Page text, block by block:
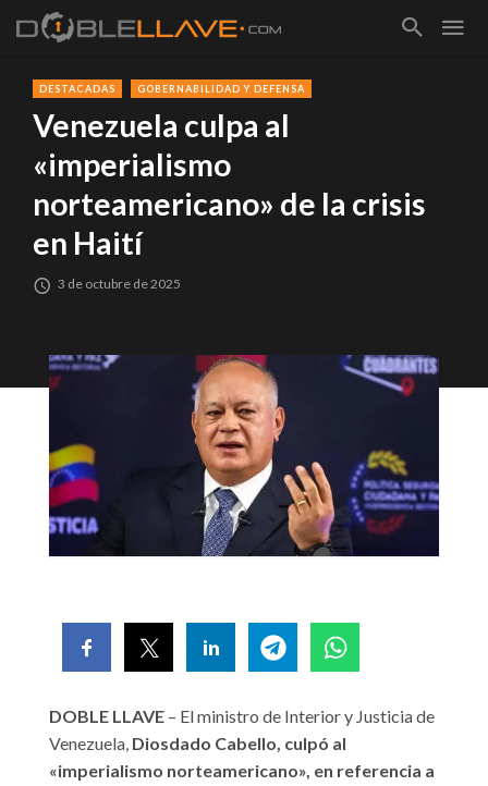
DESTACADAS GOBERNABILIDAD Y DEFENSA
Venezuela culpa al
«imperialismo
norteamericano» de la crisis
en Haití
3 de octubre de 2025
DOBLE LLAVE – El ministro de Interior y Justicia de
Venezuela, Diosdado Cabello, culpó al
«imperialismo norteamericano», en referencia a